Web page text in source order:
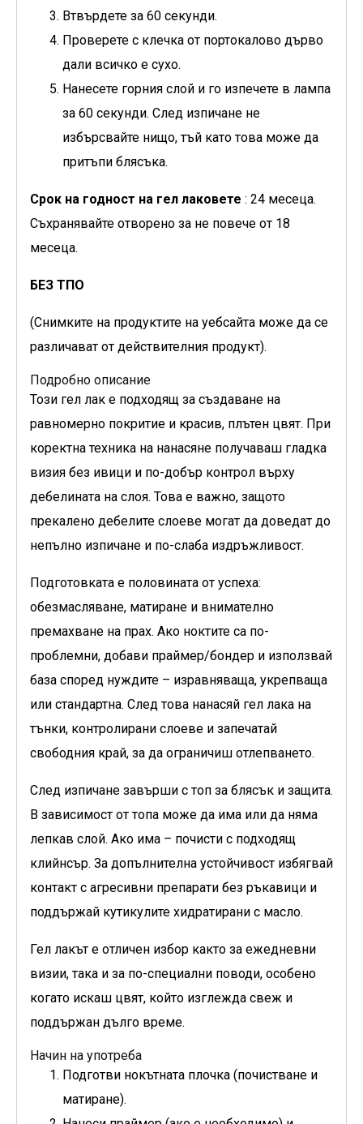
Втвърдете за 60 секунди.
Проверете с клечка от портокалово дърво
дали всичко е сухо.
Нанесете горния слой и го изпечете в лампа
за 60 секунди. След изпичане не
избърсвайте нищо, тъй като това може да
притъпи блясъка.
Срок на годност на гел лаковете : 24 месеца.
Съхранявайте отворено за не повече от 18
месеца.
БЕЗ ТПО
(Снимките на продуктите на уебсайта може да се
различават от действителния продукт).
Подробно описание
Този гел лак е подходящ за създаване на
равномерно покритие и красив, плътен цвят. При
коректна техника на нанасяне получаваш гладка
визия без ивици и по-добър контрол върху
дебелината на слоя. Това е важно, защото
прекалено дебелите слоеве могат да доведат до
непълно изпичане и по-слаба издръжливост.
Подготовката е половината от успеха:
обезмасляване, матиране и внимателно
премахване на прах. Ако ноктите са по-
проблемни, добави праймер/бондер и използвай
база според нуждите – изравняваща, укрепваща
или стандартна. След това нанасяй гел лака на
тънки, контролирани слоеве и запечатай
свободния край, за да ограничиш отлепването.
След изпичане завърши с топ за блясък и защита.
В зависимост от топа може да има или да няма
лепкав слой. Ако има – почисти с подходящ
клийнсър. За допълнителна устойчивост избягвай
контакт с агресивни препарати без ръкавици и
поддържай кутикулите хидратирани с масло.
Гел лакът е отличен избор както за ежедневни
визии, така и за по-специални поводи, особено
когато искаш цвят, който изглежда свеж и
поддържан дълго време.
Начин на употреба
Подготви нокътната плочка (почистване и
матиране).